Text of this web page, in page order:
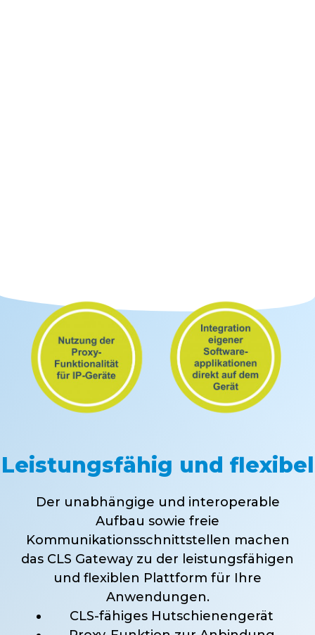
Leistungsfähig und flexibel
Der unabhängige und interoperable
Aufbau sowie freie
Kommunikationsschnittstellen machen
das CLS Gateway zu der leistungsfähigen
und flexiblen Plattform für Ihre
Anwendungen.
CLS-fähiges Hutschienengerät